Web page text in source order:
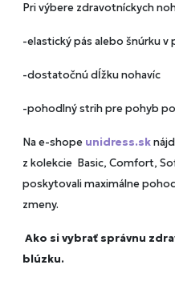
Pri výbere zdravotníckych
-elastický pás alebo šnúrku v
-dostatočnú dĺžku nohavíc
-pohodlný strih pre pohyb
Na e-shope unidress.sk
z kolekcie Basic, Comfort,
poskytovali maximálne
zmeny.
Ako si vybrať správnu
blúzku.